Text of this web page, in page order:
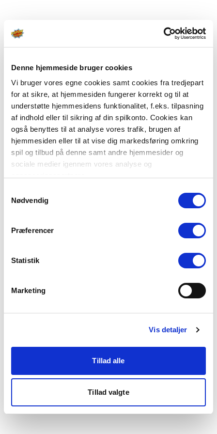
Denne hjemmeside bruger cookies
Vi bruger vores egne cookies samt cookies fra tredjepart
for at sikre, at hjemmesiden fungerer korrekt og til at
understøtte hjemmesidens funktionalitet, f.eks. tilpasning
af indhold eller til sikring af din spilkonto. Cookies kan
også benyttes til at analyse vores trafik, brugen af
hjemmesiden eller til at vise dig markedsføring omkring
spil og tilbud på denne samt andre hjemmesider og
sociale medier igennem vores analyse og
Du kan læse mere om vores brug af cookies under
"Detaljer" eller ved at klikke videre til vores Cookiepolitik,
Nødvendig
Præferencer
Statistik
Marketing
Vis detaljer
Tillad alle
Tillad valgte